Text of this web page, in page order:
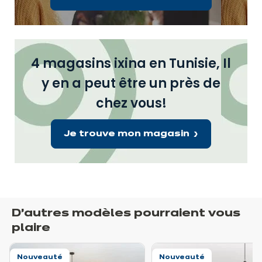
4 magasins ixina en Tunisie, Il
y en a peut être un près de
chez vous!
Je trouve mon magasin
D’autres modèles pourraient vous
plaire
Nouveauté Nouveauté